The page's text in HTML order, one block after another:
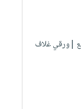
|ورقي غلاف